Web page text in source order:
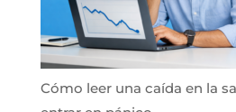
Cómo leer una caída en la